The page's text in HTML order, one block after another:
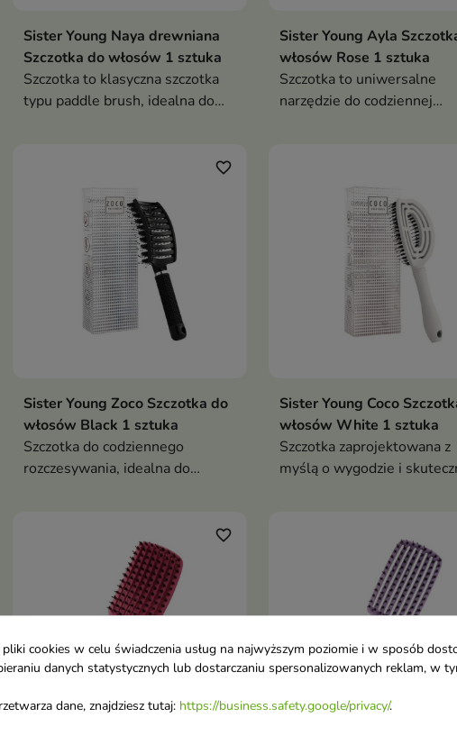
Sister Young Naya drewniana
Szczotka do włosów 1 sztuka
Szczotka to klasyczna szczotka
typu paddle brush, idealna do
Sister Young Ayla
włosów Rose 1 sztuka
Szczotka to uniwersalne
narzędzie do codziennej
włosach suchych, jak i
favorite_border
Sister Young Zoco Szczotka do
włosów Black 1 sztuka
Szczotka do codziennego
rozczesywania, idealna do
Sister Young Coco
włosów White 1 sztuka
Szczotka zaprojektowana z
myślą o wygodzie i
favorite_border
cookies w celu świadczenia usług na najwyższym poziomie i w sposób
danych statystycznych lub dostarczaniu spersonalizowanych reklam, w
dane, znajdziesz tutaj: https://business.safety.google/privacy/.